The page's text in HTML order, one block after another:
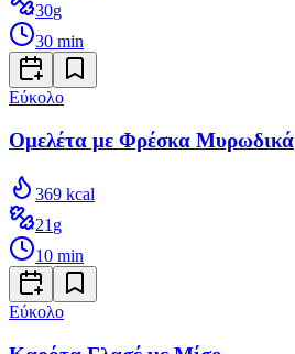
30g
30 min
Εύκολο
Ομελέτα με Φρέσκα Μυρωδικά
369 kcal
21 g
10 min
Εύκολο